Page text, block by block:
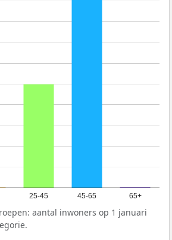
25-45 45-65 65+
aantal inwoners op 1 januari